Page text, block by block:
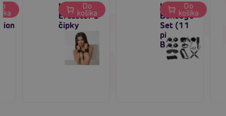
1
Hravé putá
Erosstar z
čipky
Do
košíka
INTOYOU
Bondage
Set (11
pieces /
Black)
Do
košíka